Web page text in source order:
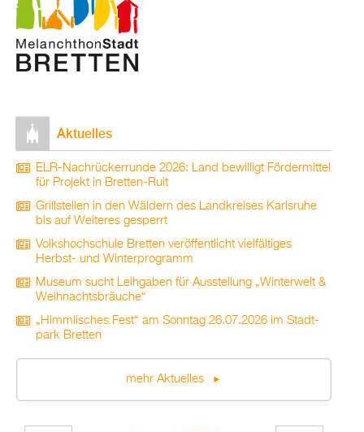
Ak­tu­el­les
ELR-Nach­rü­ck­er­run­de 2026: Land be­wil­ligt För­der­mit­tel
für Pro­jekt in Brett­en-Ruit
Grill­stel­len in den Wäl­dern des Land­krei­ses Karls­ru­he
bis auf Wei­te­res ge­sperrt
Volks­hoch­schu­le Brett­en ver­öf­fent­licht viel­fäl­ti­ges
Herbst- und Win­ter­pro­gramm
Mu­se­um sucht Leih­ga­ben für Aus­stel­lung „Win­ter­welt &
Weih­nachts­bräu­che“
„Himm­li­sches Fest“ am Sonn­tag 26.07.2026 im Stadt­
park Brett­en
mehr Ak­tu­el­les